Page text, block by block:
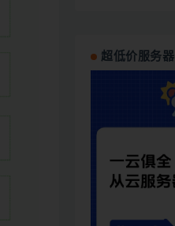
超低价服务器